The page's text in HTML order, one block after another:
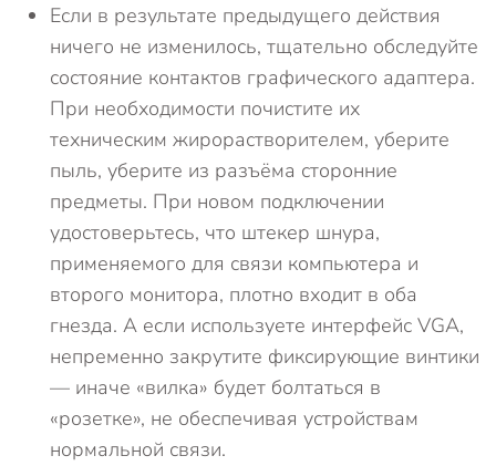
Если в результате предыдущего действия
ничего не изменилось, тщательно обследуйте
состояние контактов графического адаптера.
При необходимости почистите их
техническим жирорастворителем, уберите
пыль, уберите из разъёма сторонние
предметы. При новом подключении
удостоверьтесь, что штекер шнура,
применяемого для связи компьютера и
второго монитора, плотно входит в оба
гнезда. А если используете интерфейс VGA,
непременно закрутите фиксирующие винтики
— иначе «вилка» будет болтаться в
«розетке», не обеспечивая устройствам
нормальной связи.